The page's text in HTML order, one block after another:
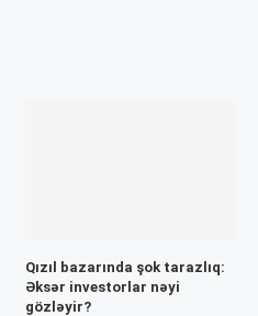
Qızıl bazarında şok tarazlıq:
Əksər investorlar nəyi
gözləyir?